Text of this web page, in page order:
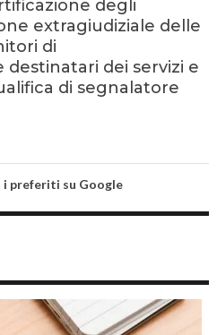
degli
extragiudiziale delle
di
dei servizi e
di segnalatore
i preferiti su Google